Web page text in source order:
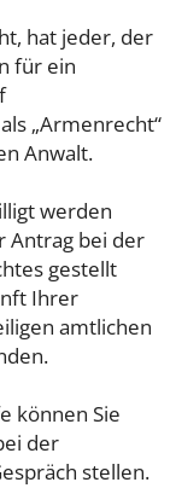
hat jeder, der
für ein
„Armenrecht“
Anwalt.
werden
Antrag bei der
gestellt
Ihrer
amtlichen
können Sie
der
stellen.